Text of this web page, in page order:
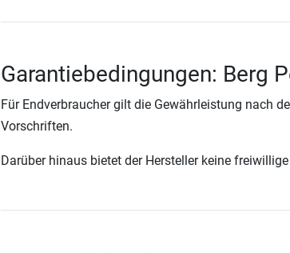
Garantiebedingungen: Berg
Für Endverbraucher gilt die Gewährleistung nach
Vorschriften.
Darüber hinaus bietet der Hersteller keine